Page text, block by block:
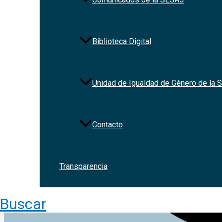
Biblioteca Digital
Unidad de Igualdad de Género de la
Contacto
Transparencia
Buscar